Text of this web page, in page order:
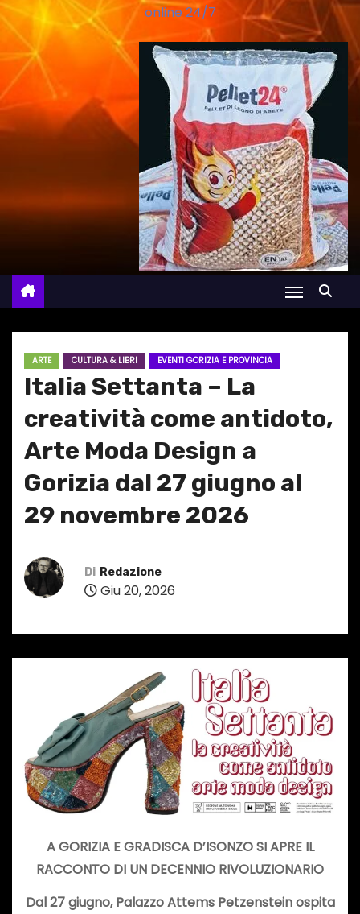
online 24/7
ARTE CULTURA & LIBRI EVENTI GORIZIA E PROVINCIA
Italia Settanta – La
creatività come antidoto,
Arte Moda Design a
Gorizia dal 27 giugno al
29 novembre 2026
Di Redazione
Giu 20, 2026
A GORIZIA E GRADISCA D’ISONZO SI APRE IL
RACCONTO DI UN DECENNIO RIVOLUZIONARIO
Dal 27 giugno, Palazzo Attems Petzenstein ospita